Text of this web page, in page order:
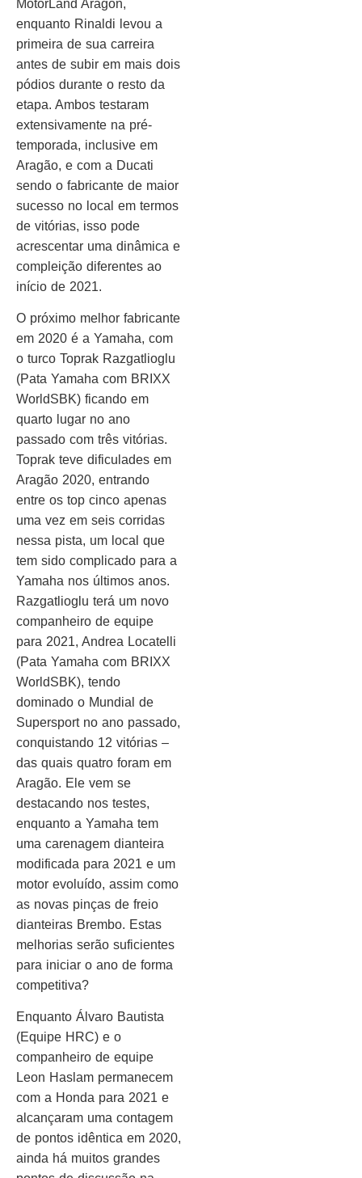
MotorLand Aragon,
enquanto Rinaldi levou a
primeira de sua carreira
antes de subir em mais dois
pódios durante o resto da
etapa. Ambos testaram
extensivamente na pré-
temporada, inclusive em
Aragão, e com a Ducati
sendo o fabricante de maior
sucesso no local em termos
de vitórias, isso pode
acrescentar uma dinâmica e
compleição diferentes ao
início de 2021.
O próximo melhor fabricante
em 2020 é a Yamaha, com
o turco Toprak Razgatlioglu
(Pata Yamaha com BRIXX
WorldSBK) ficando em
quarto lugar no ano
passado com três vitórias.
Toprak teve dificulades em
Aragão 2020, entrando
entre os top cinco apenas
uma vez em seis corridas
nessa pista, um local que
tem sido complicado para a
Yamaha nos últimos anos.
Razgatlioglu terá um novo
companheiro de equipe
para 2021, Andrea Locatelli
(Pata Yamaha com BRIXX
WorldSBK), tendo
dominado o Mundial de
Supersport no ano passado,
conquistando 12 vitórias –
das quais quatro foram em
Aragão. Ele vem se
destacando nos testes,
enquanto a Yamaha tem
uma carenagem dianteira
modificada para 2021 e um
motor evoluído, assim como
as novas pinças de freio
dianteiras Brembo. Estas
melhorias serão suficientes
para iniciar o ano de forma
competitiva?
Enquanto Álvaro Bautista
(Equipe HRC) e o
companheiro de equipe
Leon Haslam permanecem
com a Honda para 2021 e
alcançaram uma contagem
de pontos idêntica em 2020,
ainda há muitos grandes